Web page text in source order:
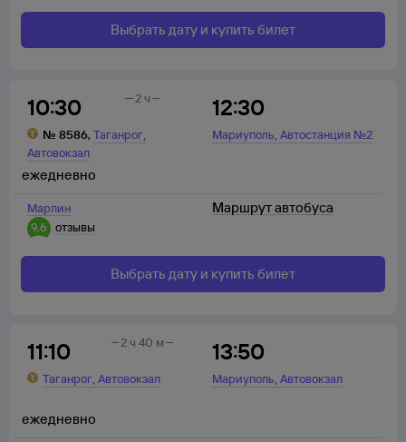
Выбрать дату и купить билет
10:30
№ 8586, Таганрог,
Автовокзал
12:30
Мариуполь,Автостанция №2
2 ч
Марлин
9,6
отзывы
ежедневно
Маршрут автобуса
Выбрать дату и купить билет
11:10
Таганрог,Автовокзал
13:50
Мариуполь,Автовокзал
2 ч 40 м
ежедневно